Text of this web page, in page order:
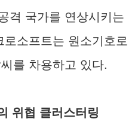
격 국가를 연상시키는
소프트는 원소기호로
를 차용하고 있다.
위협 클러스터링